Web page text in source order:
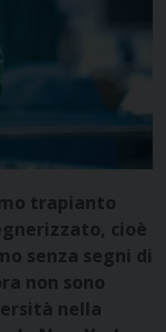
trapianto
cioè
senza segni di
non sono
nella